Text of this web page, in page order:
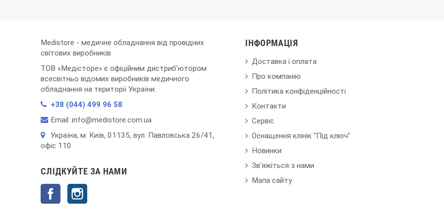
Medistore - медичне обладнання від провідних
світових виробників
ТОВ «Медісторе» є офіційним дистриб’ютором
всесвітньо відомих виробників медичного
обладнання на території України.
+38 (044) 499 96 58
Email: info@medistore.com.ua
Українa, м. Київ, 01135, вул. Павловська 26/41,
офіс 110
СЛІДКУЙТЕ ЗА НАМИ
Facebook
ІНФОРМАЦІЯ
Доставка і оплата
Про компанію
Політика конфіденційності
Контакти
Сервіс
Оснащення клінік "Під ключ"
Новинки
Зв'яжіться з нами
Мапа сайту